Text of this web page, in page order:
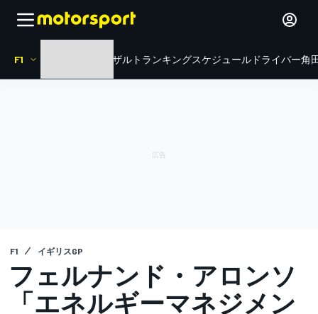
F1 リザルト ランキングスケジュール ドライバー角
F1 イギリスGP
フェルナンド・アロンソ
「エネルギーマネジメン